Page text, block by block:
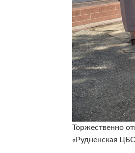
Торжественно
«Рудненская